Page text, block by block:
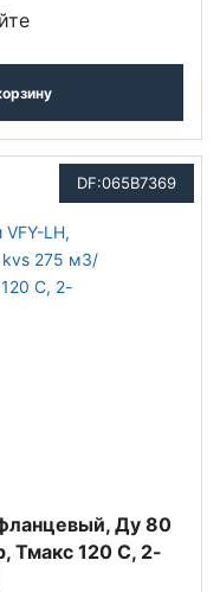
DF:065B7369
Ду 80
Тмакс 120 С, 2-